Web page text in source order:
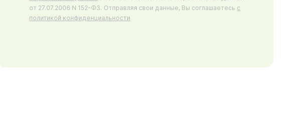
от 27.07.2006 N 152-ФЗ. Отправляя свои данные, Вы соглашаетесь с
политикой конфиденциальности